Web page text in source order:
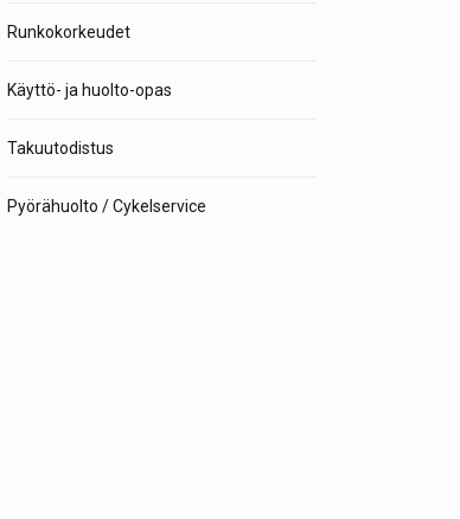
Runkokorkeudet
Käyttö- ja huolto-opas
Takuutodistus
Pyörähuolto / Cykelservice